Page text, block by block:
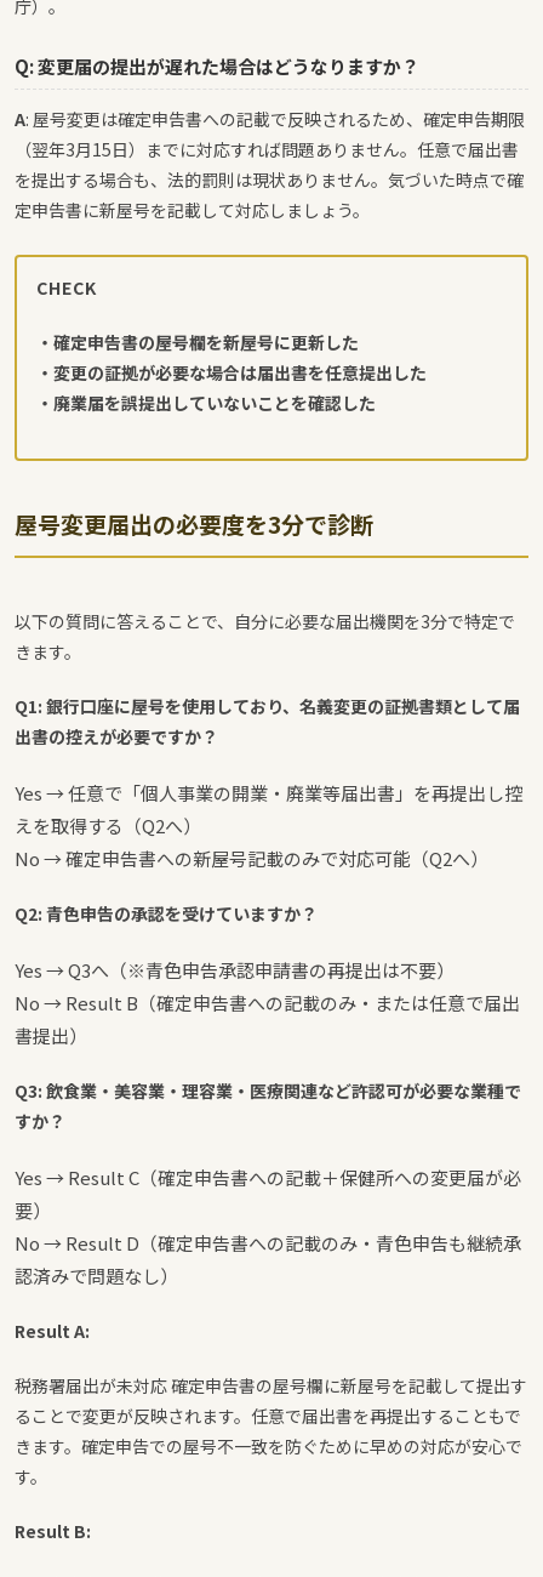
庁）。
Q: 変更届の提出が遅れた場合はどうなりますか？
A: 屋号変更は確定申告書への記載で反映されるため、確定申告期限
（翌年3月15日）までに対応すれば問題ありません。任意で届出書
を提出する場合も、法的罰則は現状ありません。気づいた時点で確
定申告書に新屋号を記載して対応しましょう。
CHECK
・確定申告書の屋号欄を新屋号に更新した
・変更の証拠が必要な場合は届出書を任意提出した
・廃業届を誤提出していないことを確認した
屋号変更届出の必要度を3分で診断
以下の質問に答えることで、自分に必要な届出機関を3分で特定で
きます。
Q1: 銀行口座に屋号を使用しており、名義変更の証拠書類として届
出書の控えが必要ですか？
Yes → 任意で「個人事業の開業・廃業等届出書」を再提出し控
えを取得する（Q2へ）
No → 確定申告書への新屋号記載のみで対応可能（Q2へ）
Q2: 青色申告の承認を受けていますか？
Yes → Q3へ（※青色申告承認申請書の再提出は不要）
No → Result B（確定申告書への記載のみ・または任意で届出
書提出）
Q3: 飲食業・美容業・理容業・医療関連など許認可が必要な業種で
すか？
Yes → Result C（確定申告書への記載＋保健所への変更届が必
要）
No → Result D（確定申告書への記載のみ・青色申告も継続承
認済みで問題なし）
Result A:
税務署届出が未対応 確定申告書の屋号欄に新屋号を記載して提出す
ることで変更が反映されます。任意で届出書を再提出することもで
きます。確定申告での屋号不一致を防ぐために早めの対応が安心で
す。
Result B: